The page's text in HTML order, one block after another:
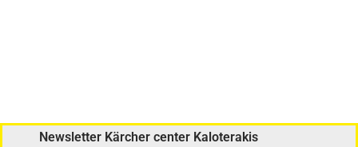
Newsletter Kärcher center Kaloterakis